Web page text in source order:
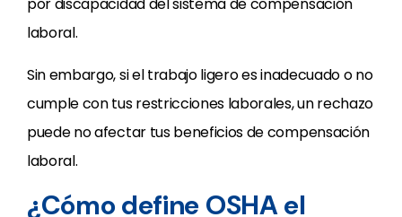
laboral.
Sin embargo, si el trabajo ligero es inadecuado o no
cumple con tus restricciones laborales, un rechazo
puede no afectar tus beneficios de compensación
laboral.
¿Cómo define OSHA el